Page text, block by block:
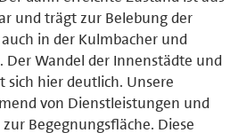
und trägt zur Belebung der
in der Kulmbacher und
Der Wandel der Innenstädte und
sich hier deutlich. Unsere
von Dienstleistungen und
Begegnungsfläche. Diese